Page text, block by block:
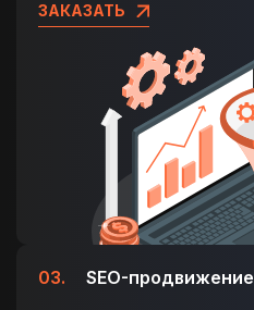
ЗАКАЗАТЬ
03. SEO-продвижение